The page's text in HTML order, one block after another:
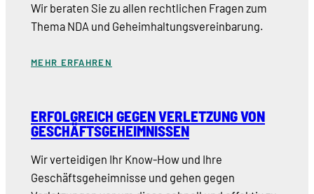
Wir beraten Sie zu allen rechtlichen Fragen zum
Thema NDA und Geheimhaltungsvereinbarung.
MEHR ERFAHREN
ERFOLGREICH GEGEN VERLETZUNG VON
GESCHÄFTSGEHEIMNISSEN
Wir verteidigen Ihr Know-How und Ihre
Geschäftsgeheimnisse und gehen gegen